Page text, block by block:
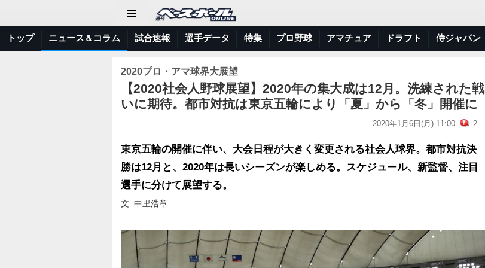
トップ ニュース＆コラム 試合速報 選手データ 特集 プロ野球 アマチュア ドラフト 侍ジャパン
2020プロ・アマ球界大展望
【2020社会人野球展望】2020年の集大成は12月。洗練された戦
いに期待。都市対抗は東京五輪により「夏」から「冬」開催に
2020年1月6日(月) 11:00 2
東京五輪の開催に伴い、大会日程が大きく変更される社会人球界。都市対抗決
勝は12月と、2020年は長いシーズンが楽しめる。スケジュール、新監督、注目
選手に分けて展望する。
文=中里浩章